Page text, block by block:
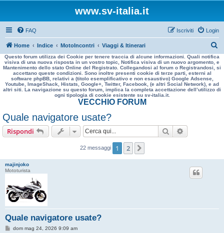
www.sv-italia.it
FAQ Login
Iscriviti
Home Indice MotoIncontri Viaggi & Itinerari
e
r
a
Questo forum utilizza dei Cookie per tenere traccia di alcune informazioni. Quali notifica
visiva di una nuova risposta in un vostro topic, Notifica visiva di un nuovo argomento, e
Mantenimento dello stato Online del Registrato. Collegandosi al forum o Registrandosi, si
accettano queste condizioni. Sono inoltre presenti cookie di terze parti, esterni al
software phpBB, relativi a (titolo esemplificativo e non esaustivo) Google Adsense,
Youtube, ImageShack, Histats, Google+, Twitter, Facebook, (e altri Social Network), e ad
altri siti. La navigazione su questo forum, implica la completa accettazione dell’utilizzo di
ogni tipologia di cookie esistente su sv-italia.it.
VECCHIO FORUM
Quale navigatore usate?
Rispondi Cerca
22 messaggi 1 2
majinjoko
Mototurista
Quale navigatore usate?
Mdom mag 24, 2026 9:09 am